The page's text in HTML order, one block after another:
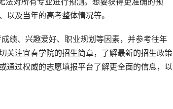
及当年的高考整体情况等。
关注宜春学院的招生简章，了解最新的招生政策
通过权威的志愿填报平台了解更全面的信息，以